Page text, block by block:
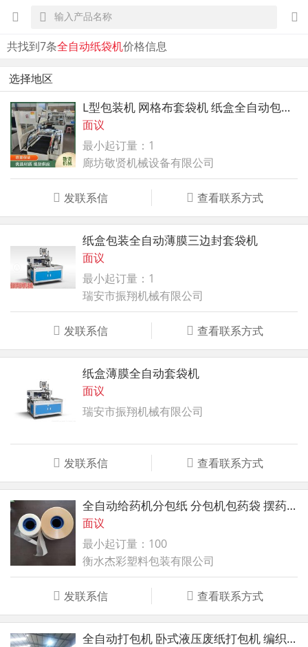
共找到7条全自动纸袋机价格信息
选择地区
L型包装机 网格布套袋机 纸盒全自动包装机
面议
最小起订量：1
廊坊敬贤机械设备有限公司
发联系信 查看联系方式
纸盒包装全自动薄膜三边封套袋机
面议
最小起订量：1
瑞安市振翔机械有限公司
发联系信 查看联系方式
纸盒薄膜全自动套袋机
面议
瑞安市振翔机械有限公司
发联系信 查看联系方式
全自动给药机分包纸 分包机包药袋 摆药机分包纸
面议
最小起订量：100
衡水杰彩塑料包装有限公司
发联系信 查看联系方式
全自动打包机 卧式液压废纸打包机 编织袋薄膜捆扎机